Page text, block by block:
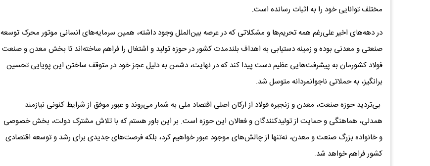
مختلف توانایی خود را به اثبات رسانده است.
در دهه‌های اخیر علی‌رغم همه تحریم‌ها و مشکلاتی که در عرصه بین‌الملل وجود داشته، همین سرمایه‌های انسانی موتور محرک توسعه
صنعتی و معدنی بوده و زمینه دستیابی به اهداف بلندمدت کشور در حوزه تولید و اشتغال را فراهم ساخته‌اند تا بخش معدن و صنعت
فولاد کشورمان به پیشرفت‌هایی عظیم دست پیدا کند که در نهایت، دشمن به دلیل عجز خود در متوقف ساختن این پویایی تحسین
برانگیز، به حملاتی ناجوانمردانه متوسل شد.
بی‌تردید حوزه صنعت، معدن و زنجیره فولاد از ارکان اصلی اقتصاد ملی به شمار می‌روند و عبور موفق از شرایط کنونی نیازمند
همدلی، هماهنگی و حمایت از تولیدکنندگان و فعالان این حوزه است. بر این باور هستم که با تلاش مشترک دولت، بخش خصوصی
و خانواده بزرگ صنعت و معدن، نه‌تنها از چالش‌های موجود عبور خواهیم کرد، بلکه فرصت‌های جدیدی برای رشد و توسعه اقتصادی
کشور فراهم خواهد شد.